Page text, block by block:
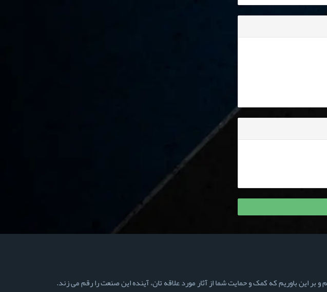
این باوریم که کمک و حمایت شما از آثار مورد علاقه تان، آینده این صنعت را رقم می زند.